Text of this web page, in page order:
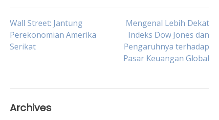
Post
navigation
Wall Street: Jantung
Perekonomian Amerika
Serikat
Mengenal Lebih Dekat
Indeks Dow Jones dan
Pengaruhnya terhadap
Pasar Keuangan Global
Archives